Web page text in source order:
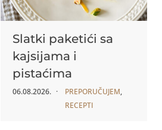
Slatki paketići sa
kajsijama i
pistaćima
06.08.2026. PREPORUČUJEM,
RECEPTI